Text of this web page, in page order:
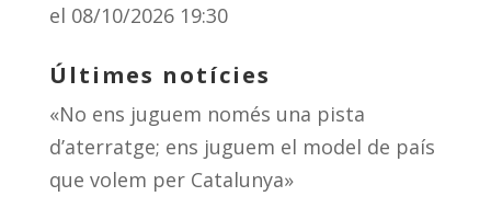
el 08/10/2026 19:30
Últimes notícies
«No ens juguem només una pista
d’aterratge; ens juguem el model de país
que volem per Catalunya»